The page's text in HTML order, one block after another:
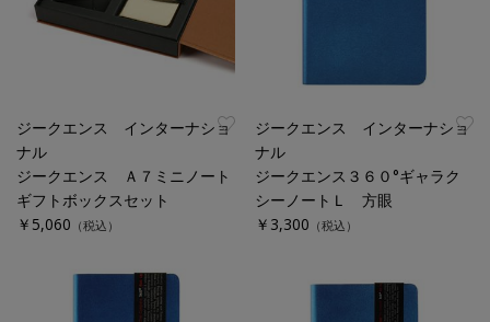
ジークエンス インターナショ
ナル
ジークエンス Ａ７ミニノート
ギフトボックスセット
￥5,060 （税込）
ジークエンス インターナショ
ナル
ジークエンス３６０°ギャラク
シーノートＬ 方眼
￥3,300 （税込）